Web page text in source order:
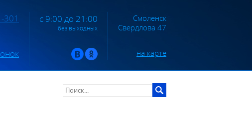
301 с 9:00 до 21:00
без выходных
Смоленск
Свердлова 47
на карте